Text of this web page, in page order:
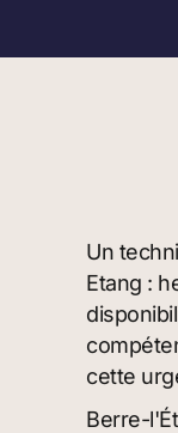
Un
Etang :
cette
Berre-